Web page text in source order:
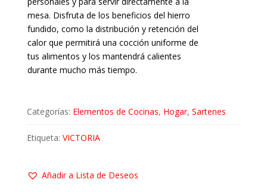
mesa. Disfruta de los beneficios del hierro
fundido, como la distribución y retención del
calor que permitirá una cocción uniforme de
tus alimentos y los mantendrá calientes
durante mucho más tiempo.
Categorías: Elementos de Cocinas, Hogar, Sartenes
Etiqueta: VICTORIA
Añadir a Lista de Deseos